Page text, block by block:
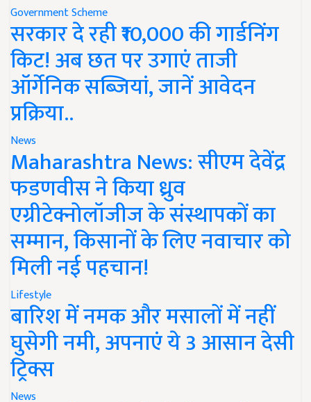
Government Scheme
सरकार दे रही ₹10,000 की गार्डनिंग
किट! अब छत पर उगाएं ताजी
ऑर्गेनिक सब्जियां, जानें आवेदन
प्रक्रिया..
News
Maharashtra News: सीएम देवेंद्र
फडणवीस ने किया ध्रुव
एग्रीटेक्नोलॉजीज के संस्थापकों का
सम्मान, किसानों के लिए नवाचार को
मिली नई पहचान!
Lifestyle
बारिश में नमक और मसालों में नहीं
घुसेगी नमी, अपनाएं ये 3 आसान देसी
ट्रिक्स
News